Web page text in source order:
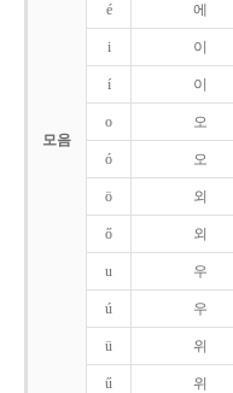
모음
é 에
i 이
í 이
o 오
ó 오
ö 외
ő 외
u 우
ú 우
ü 위
ű 위